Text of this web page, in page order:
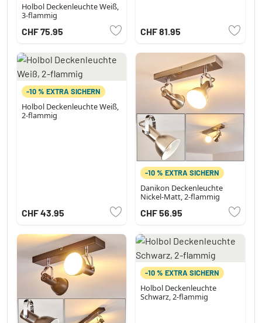
Holbol Deckenleuchte Weiß,
3-flammig
CHF 75.95 CHF 81.95
-10 % EXTRA SICHERN
Holbol Deckenleuchte Weiß,
2-flammig
CHF 43.95
-10 % EXTRA SICHERN
Danikon Deckenleuchte
Nickel-Matt, 2-flammig
CHF 56.95
-10 % EXTRA SICHERN
Holbol Deckenleuchte
Schwarz, 2-flammig